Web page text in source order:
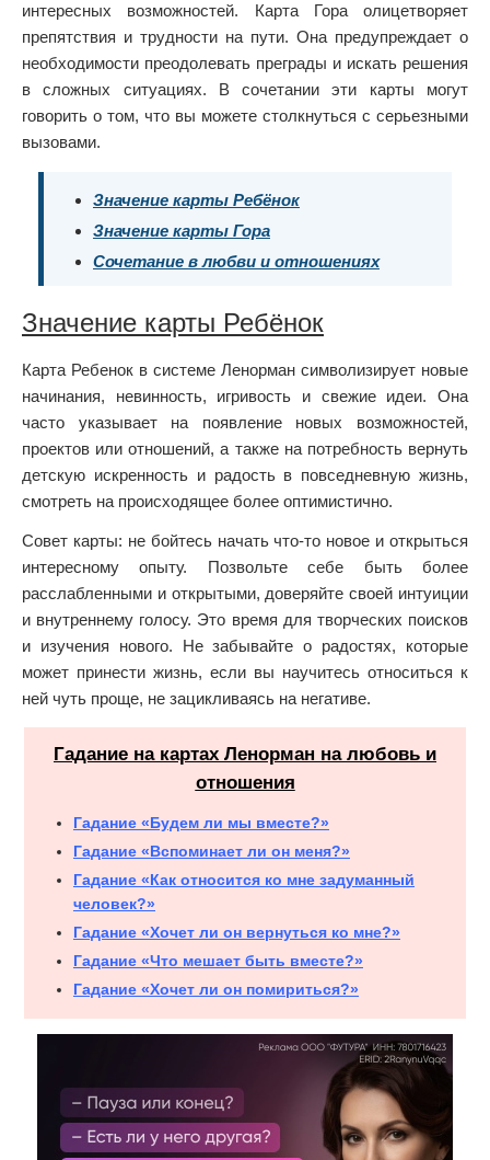
интересных возможностей. Карта Гора олицетворяет
препятствия и трудности на пути. Она предупреждает о
необходимости преодолевать преграды и искать решения
в сложных ситуациях. В сочетании эти карты могут
говорить о том, что вы можете столкнуться с серьезными
вызовами.
Значение карты Ребёнок
Значение карты Гора
Сочетание в любви и отношениях
Значение карты Ребёнок
Карта Ребенок в системе Ленорман символизирует новые
начинания, невинность, игривость и свежие идеи. Она
часто указывает на появление новых возможностей,
проектов или отношений, а также на потребность вернуть
детскую искренность и радость в повседневную жизнь,
смотреть на происходящее более оптимистично.
Совет карты: не бойтесь начать что-то новое и открыться
интересному опыту. Позвольте себе быть более
расслабленными и открытыми, доверяйте своей интуиции
и внутреннему голосу. Это время для творческих поисков
и изучения нового. Не забывайте о радостях, которые
может принести жизнь, если вы научитесь относиться к
ней чуть проще, не зацикливаясь на негативе.
Гадание на картах Ленорман на любовь и
отношения
Гадание «Будем ли мы вместе?»
Гадание «Вспоминает ли он меня?»
Гадание «Как относится ко мне задуманный
человек?»
Гадание «Хочет ли он вернуться ко мне?»
Гадание «Что мешает быть вместе?»
Гадание «Хочет ли он помириться?»